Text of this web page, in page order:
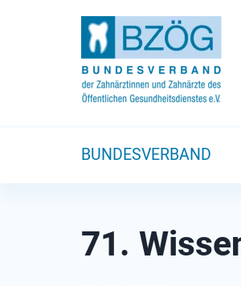
BUNDESVERBAND
71.